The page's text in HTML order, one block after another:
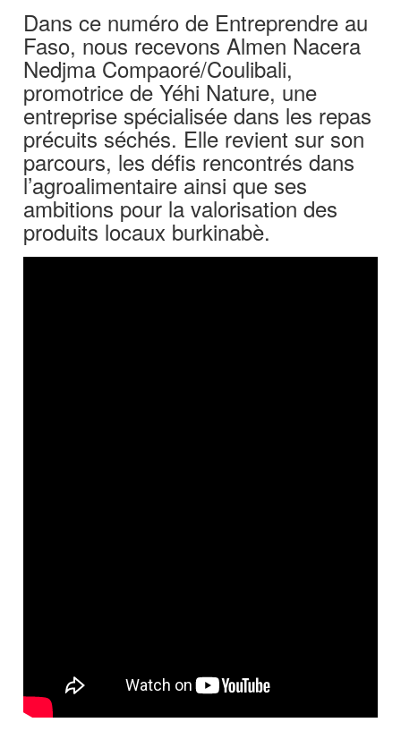
Dans ce numéro de Entreprendre au
Faso, nous recevons Almen Nacera
Nedjma Compaoré/Coulibali,
promotrice de Yéhi Nature, une
entreprise spécialisée dans les repas
précuits séchés. Elle revient sur son
parcours, les défis rencontrés dans
l’agroalimentaire ainsi que ses
ambitions pour la valorisation des
produits locaux burkinabè.